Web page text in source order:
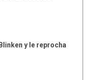
y le reprocha